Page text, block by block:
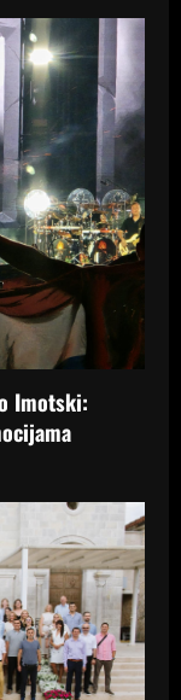
Imotski: